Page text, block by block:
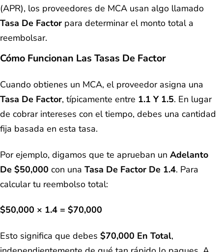
(APR), los proveedores de MCA usan algo llamado
Tasa De Factor para determinar el monto total a
reembolsar.
Cómo Funcionan Las Tasas De Factor
Cuando obtienes un MCA, el proveedor asigna una
Tasa De Factor, típicamente entre 1.1 Y 1.5. En lugar
de cobrar intereses con el tiempo, debes una cantidad
fija basada en esta tasa.
Por ejemplo, digamos que te aprueban un Adelanto
De $50,000 con una Tasa De Factor De 1.4. Para
calcular tu reembolso total:
$50,000 × 1.4 = $70,000
Esto significa que debes $70,000 En Total,